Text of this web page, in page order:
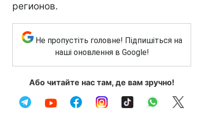
регионов.
Не пропустіть головне! Підпишіться на
наші оновлення в Google!
Або читайте нас там, де вам зручно!